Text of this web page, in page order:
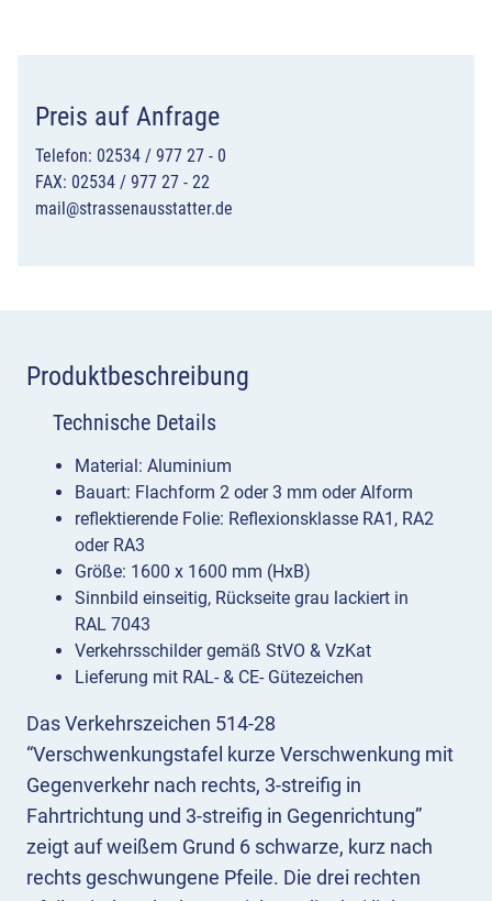
Preis auf Anfrage
Telefon: 02534 / 977 27 - 0
FAX: 02534 / 977 27 - 22
mail@strassenausstatter.de
Produktbeschreibung
Das Verkehrszeichen 514-28
“Verschwenkungstafel kurze Verschwenkung mit
Gegenverkehr nach rechts, 3-streifig in
Fahrtrichtung und 3-streifig in Gegenrichtung”
zeigt auf weißem Grund 6 schwarze, kurz nach
rechts geschwungene Pfeile. Die drei rechten
Technische Details
Material: Aluminium
Bauart: Flachform 2 oder 3 mm oder Alform
reflektierende Folie: Reflexionsklasse RA1, RA2
oder RA3
Größe: 1600 x 1600 mm (HxB)
Sinnbild einseitig, Rückseite grau lackiert in
RAL 7043
Verkehrsschilder gemäß StVO & VzKat
Lieferung mit RAL- & CE- Gütezeichen